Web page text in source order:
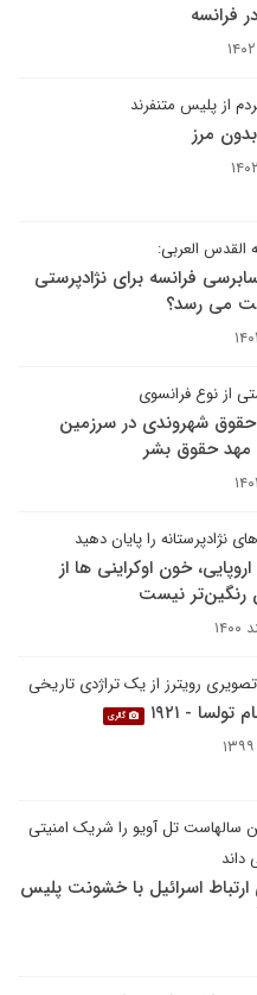
فرانسه
از پلیس متنفرند
مرز
القدس العربی:
فرانسه برای نژادپرستی
می رسد؟
از نوع فرانسوی
شهروندی در سرزمین
حقوق بشر
نژادپرستانه را پایان دهید
اروپایی، خون اوکراینی ها از
رنگین‌تر نیست
رویترز از یک تراژدی تاریخی
- ۱۹۲۱ گالری
سالهاست تل آویو را شریک امنیتی
ارتباط اسرائیل با خشونت پلیس